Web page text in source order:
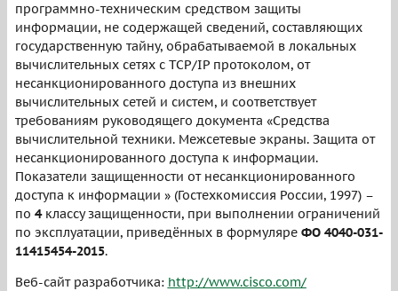
программно-техническим средством защиты
информации, не содержащей сведений, составляющих
государственную тайну, обрабатываемой в локальных
вычислительных сетях с TCP/IP протоколом, от
несанкционированного доступа из внешних
вычислительных сетей и систем, и соответствует
требованиям руководящего документа «Средства
вычислительной техники. Межсетевые экраны. Защита от
несанкционированного доступа к информации.
Показатели защищенности от несанкционированного
доступа к информации » (Гостехкомиссия России, 1997) –
по 4классу защищенности, при выполнении ограничений
по эксплуатации, приведённых в формуляре ФО 4040-031-
11415454-2015.
Веб-сайт разработчика: http://www.cisco.com/